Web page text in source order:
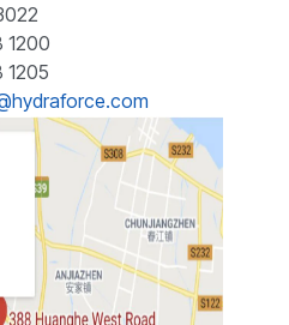
1200
1205